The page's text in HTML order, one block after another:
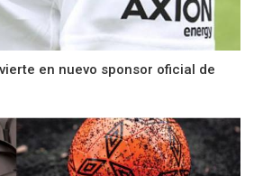
en nuevo sponsor oficial de